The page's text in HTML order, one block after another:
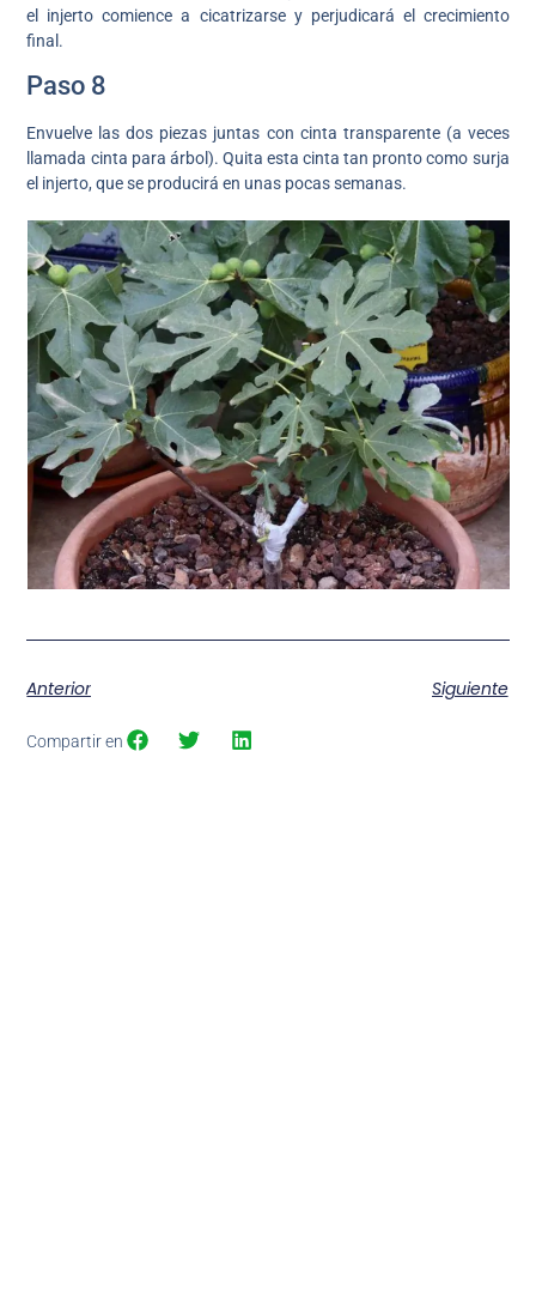
el injerto comience a cicatrizarse y perjudicará el crecimiento
final.
Paso 8
Envuelve las dos piezas juntas con cinta transparente (a veces
llamada cinta para árbol). Quita esta cinta tan pronto como surja
el injerto, que se producirá en unas pocas semanas.
Anterior Siguiente
Compartir en